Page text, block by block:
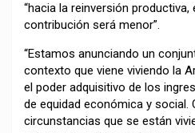
“hacia la reinversión
contribución será menor”.
“Estamos anunciando un
contexto que viene viviendo la
el poder adquisitivo de los
de equidad económica y social.
circunstancias que se están